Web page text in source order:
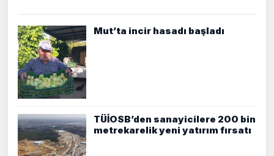
Mut’ta incir hasadı başladı
TÜİOSB’den sanayicilere 200 bin
metrekarelik yeni yatırım fırsatı